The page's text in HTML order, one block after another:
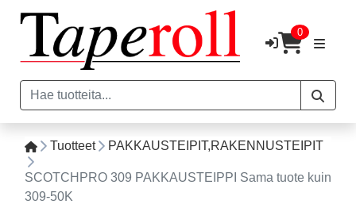
0
Tuotteet PAKKAUSTEIPIT,RAKENNUSTEIPIT
SCOTCHPRO 309 PAKKAUSTEIPPI Sama tuote kuin
309-50K